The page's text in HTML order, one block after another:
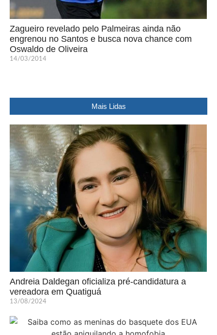
Zagueiro revelado pelo Palmeiras ainda não
engrenou no Santos e busca nova chance com
Oswaldo de Oliveira
14/03/2014
Mais Lidas
Andreia Daldegan oficializa pré-candidatura a
vereadora em Quatiguá
13/08/2024